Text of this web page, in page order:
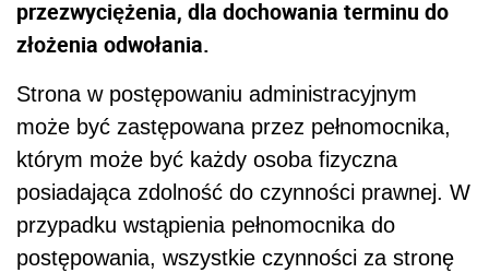
przezwyciężenia, dla dochowania terminu do
złożenia odwołania.
Strona w postępowaniu administracyjnym
może być zastępowana przez pełnomocnika,
którym może być każdy osoba fizyczna
posiadająca zdolność do czynności prawnej. W
przypadku wstąpienia pełnomocnika do
postępowania, wszystkie czynności za stronę